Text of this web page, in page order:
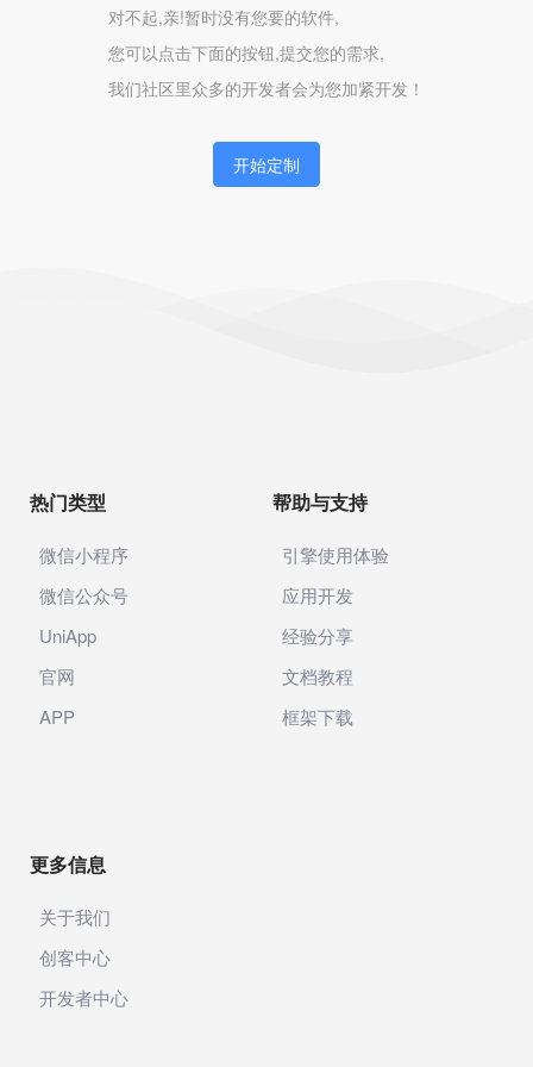
对不起,亲!暂时没有您要的软件,
您可以点击下面的按钮,提交您的需求,
我们社区里众多的开发者会为您加紧开发！
开始定制
热门类型
微信小程序
微信公众号
UniApp
官网
APP
帮助与支持
引擎使用体验
应用开发
经验分享
文档教程
框架下载
更多信息
关于我们
创客中心
开发者中心